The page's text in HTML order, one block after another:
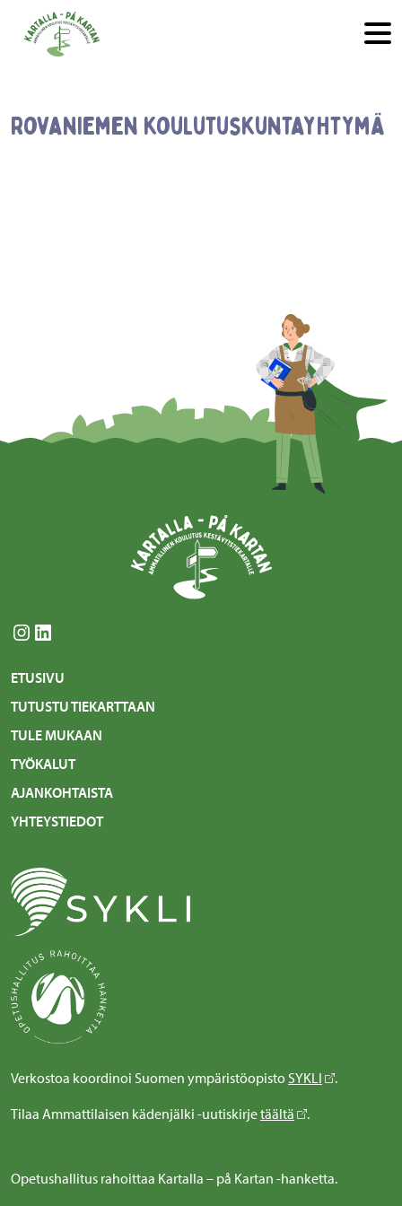
Hyppää sisältöön
Rovaniemen koulutuskuntayhtymä
Instagram LinkedIn
ETUSIVU
TUTUSTU TIEKARTTAAN
TULE MUKAAN
TYÖKALUT
AJANKOHTAISTA
YHTEYSTIEDOT
Verkostoa koordinoi Suomen ympäristöopisto SYKLI
.
Tilaa Ammattilaisen kädenjälki -uutiskirjetäältä .
Opetushallitus rahoittaa Kartalla – på Kartan -hanketta.